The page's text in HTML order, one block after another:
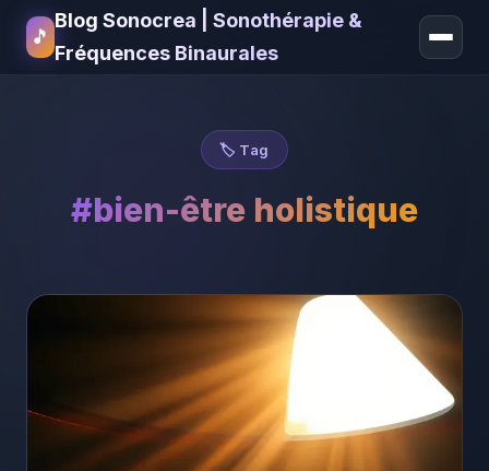
🎵
Blog Sonocrea | Sonothérapie &
Fréquences Binaurales
🏷️ Tag
#bien-être holistique